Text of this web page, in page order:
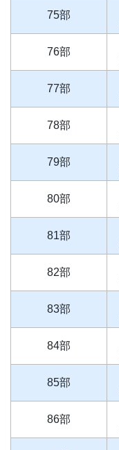
75部
76部
77部
78部
79部
80部
81部
82部
83部
84部
85部
86部